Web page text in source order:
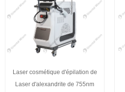
Laser cosmétique d'épilation de
Laser d'alexandrite de 755nm